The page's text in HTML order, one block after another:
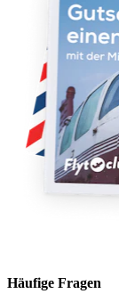
Häufige Fragen